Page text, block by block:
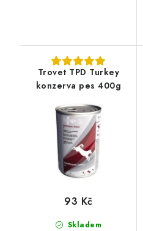
Trovet TPD Turkey
konzerva pes 400g
Skladem
93 Kč